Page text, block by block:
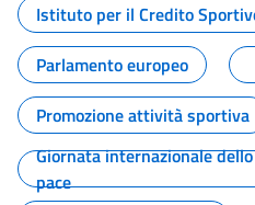
Istituto per il Credito
Parlamento europeo
Promozione attività sportiva
Giornata internazionale
pace